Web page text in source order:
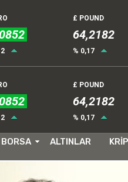
£ POUND
64,2182
% 0,17
£ POUND
64,2182
% 0,17
BORSA ALTINLAR
eğitime verilen orta uzatıldı
eğitime